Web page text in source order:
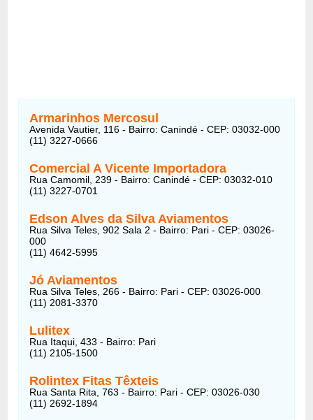
Armarinhos Mercosul
Avenida Vautier, 116 - Bairro: Canindé - CEP: 03032-000
(11) 3227-0666
Comercial A Vicente Importadora
Rua Camomil, 239 - Bairro: Canindé - CEP: 03032-010
(11) 3227-0701
Edson Alves da Silva Aviamentos
Rua Silva Teles, 902 Sala 2 - Bairro: Pari - CEP: 03026-
000
(11) 4642-5995
Jó Aviamentos
Rua Silva Teles, 266 - Bairro: Pari - CEP: 03026-000
(11) 2081-3370
Lulitex
Rua Itaqui, 433 - Bairro: Pari
(11) 2105-1500
Rolintex Fitas Têxteis
Rua Santa Rita, 763 - Bairro: Pari - CEP: 03026-030
(11) 2692-1894